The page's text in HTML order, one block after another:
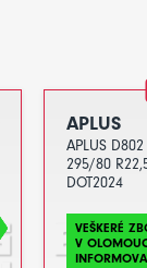
APLUS
APLUS
295/80
DOT2024
VEŠKERÉ
V